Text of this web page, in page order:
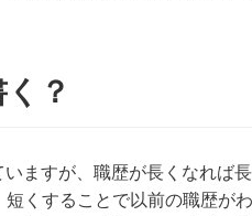
？
ますが、職歴が長くなれば
くすることで以前の職歴